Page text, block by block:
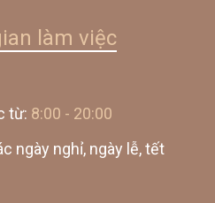
làm việc
từ: 8:00 - 20:00
ngày nghỉ, ngày lễ, tết